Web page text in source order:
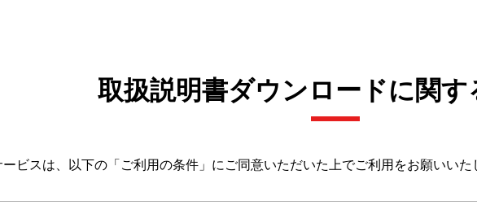
取扱説明書ダウンロードに関す
ビスは、以下の「ご利用の条件」にご同意いただいた上でご利用をお願いいた